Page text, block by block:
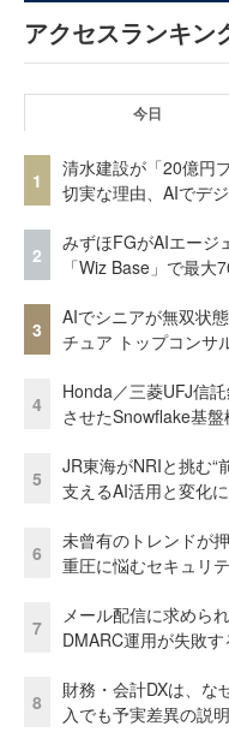
アクセスランキン
今日
1
清水建設が「20億円
切実な理由、AIでデ
2
みずほFGがAIエージ
「Wiz Base」で最大
3
AIでシニアが無双状
チュア トップコンサ
4
Honda／三菱UFJ信
させたSnowflake基盤
5
JR東海がNRIと挑む
支えるAI活用と変化
6
未曾有のトレンドが
重圧に悩むセキュリ
7
メール配信に求めら
DMARC運用が失敗
8
財務・会計DXは、
入でも予実差異の説